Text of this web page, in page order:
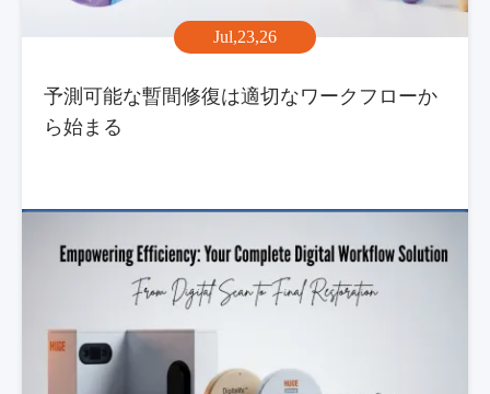
Jul,23,26
予測可能な暫間修復は適切なワークフローか
ら始まる